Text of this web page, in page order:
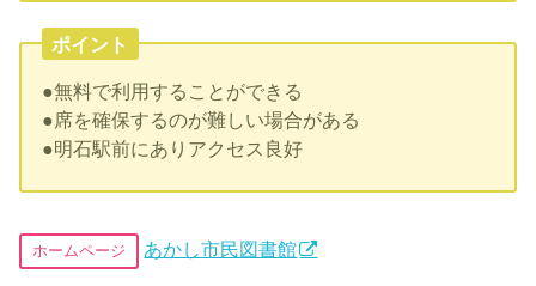
ポイント
●無料で利用することができる
●席を確保するのが難しい場合がある
●明石駅前にありアクセス良好
ホームページ あかし市民図書館